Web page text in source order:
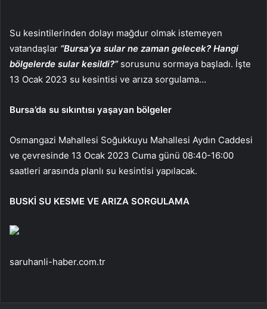
Su kesintilerinden dolayı mağdur olmak istemeyen
vatandaşlar “Bursa’ya sular ne zaman gelecek? Hangi
bölgelerde sular kesildi?”sorusunu sormaya başladı. İşte
13 Ocak 2023 su kesintisi ve arıza sorgulama…
Bursa’da su sıkıntısı yaşayan bölgeler
Osmangazi Mahallesi Soğukkuyu Mahallesi Aydın Caddesi
ve çevresinde 13 Ocak 2023 Cuma günü 08:40-16:00
saatleri arasında planlı su kesintisi yapılacak.
BUSKİ SU KESME VE ARIZA SORGULAMA
saruhanli-haber.com.tr